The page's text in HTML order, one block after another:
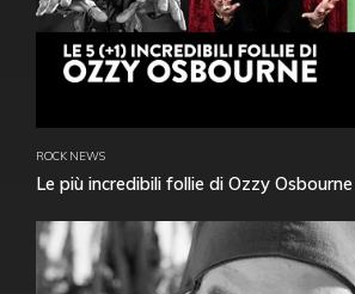
ROCK NEWS
Le più incredibili follie di Ozzy Osbourne